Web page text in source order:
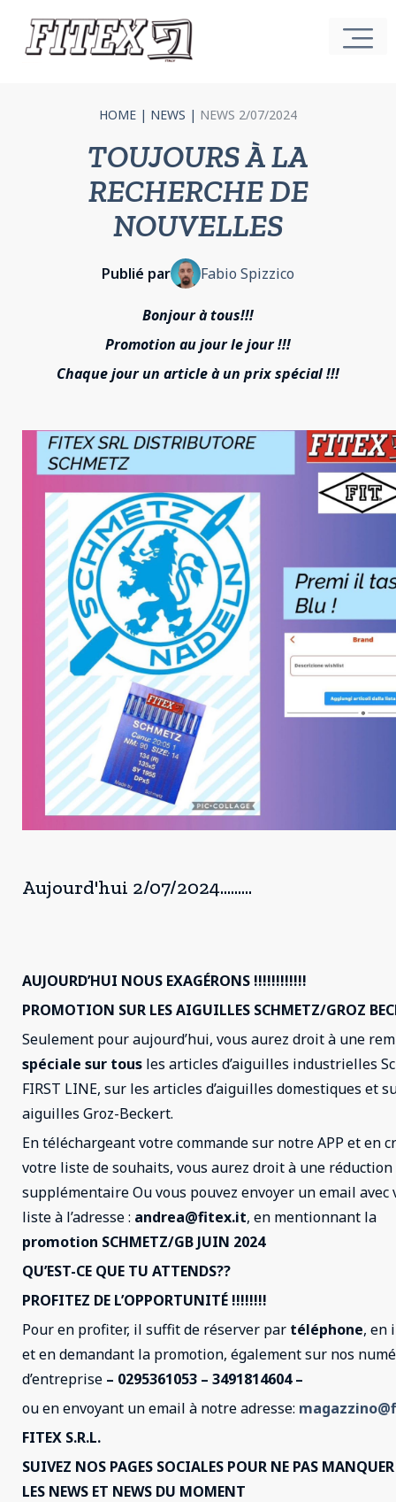
HOME | NEWS | NEWS 2/07/2024
TOUJOURS À LA
RECHERCHE DE
NOUVELLES
Publié par Fabio Spizzico
Bonjour à tous!!!
Promotion au jour le jour !!!
Chaque jour un article à un prix spécial !!!
Aujourd'hui 2/07/2024.........
AUJOURD’HUI NOUS EXAGÉRONS !!!!!!!!!!!!
PROMOTION SUR LES AIGUILLES SCHMETZ/GROZ
Seulement pour aujourd’hui, vous aurez droit à une
spéciale sur tous les articles d’aiguilles industrielles
FIRST LINE, sur les articles d’aiguilles domestiques et
aiguilles Groz-Beckert.
En téléchargeant votre commande sur notre APP et en
votre liste de souhaits, vous aurez droit à une réduction
supplémentaire Ou vous pouvez envoyer un email avec
liste à l’adresse : andrea@fitex.it, en mentionnant la
promotion SCHMETZ/GB JUIN 2024
QU’EST-CE QUE TU ATTENDS??
PROFITEZ DE L’OPPORTUNITÉ !!!!!!!!
Pour en profiter, il suffit de réserver par téléphone, en
et en demandant la promotion, également sur nos
d’entreprise – 0295361053 – 3491814604 –
ou en envoyant un email à notre adresse:
FITEX S.R.L.
SUIVEZ NOS PAGES SOCIALES POUR NE PAS
LES NEWS ET NEWS DU MOMENT